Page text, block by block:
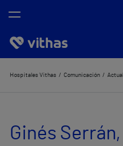
Nosotros
Servicios de salud
Hospitales Vithas Comunicación
Ginés